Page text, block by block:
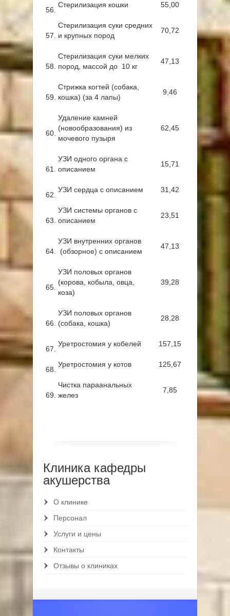
56.
Стерилизация кошки 55,00
57.
Стерилизация суки средних
и крупных пород
70,72
58.
Стерилизация суки мелких
пород, массой до 10 кг
47,13
59.
Стрижка когтей (собака,
кошка) (за 4 лапы)
9,46
60.
Удаление камней
(новообразования) из
мочевого пузыря
62,45
61.
УЗИ одного органа с
описанием
15,71
62.
УЗИ сердца с описанием 31,42
63.
УЗИ системы органов с
описанием
23,51
64.
УЗИ внутренних органов
(обзорное) с описанием
47,13
65.
УЗИ половых органов
(корова, кобыла, овца,
коза)
39,28
66.
УЗИ половых органов
(собака, кошка)
28,28
67.
Уретростомия у кобелей 157,15
68.
Уретростомия у котов 125,67
69.
Чистка параанальных
желез
7,85
Клиника кафедры
акушерства
О клинике
Персонал
Услуги и цены
Контакты
Отзывы о клиниках